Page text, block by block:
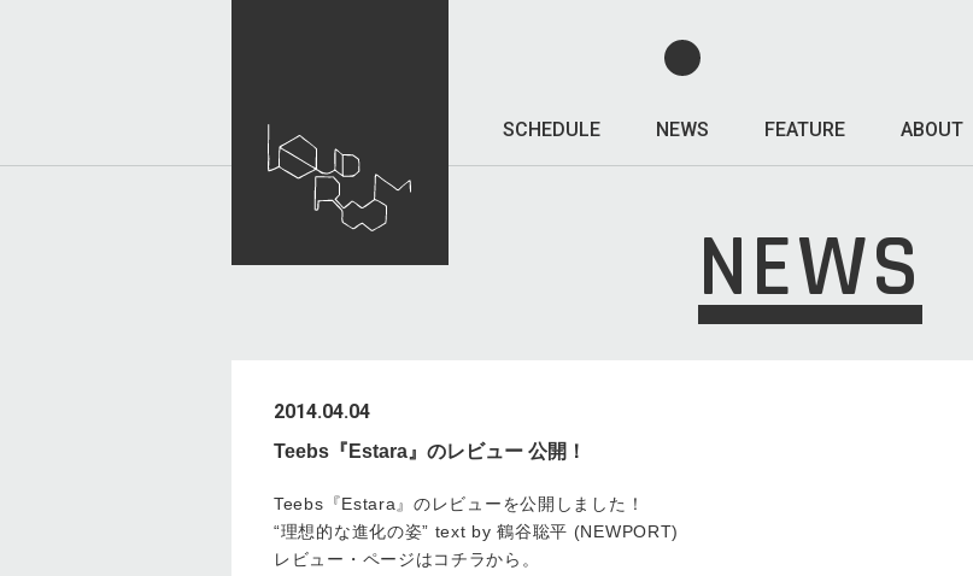
SCHEDULE NEWS FEATURE ABOUT
NEWS
2014.04.04
Teebs『Estara』のレビュー 公開！
Teebs『Estara』のレビューを公開しました！
“理想的な進化の姿” text by 鶴谷聡平 (NEWPORT)
レビュー・ページはコチラから。